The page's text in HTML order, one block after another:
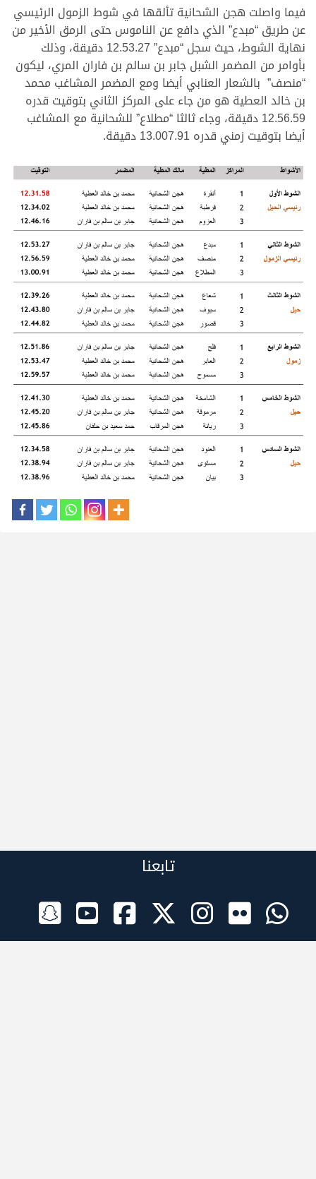
فيما واصلت هجن الشحانية تألقها في شوط الزمول الرئيسي
عن طريق “مبدع” الذي دافع عن الناموس حتى الرمق الأخير من
نهاية الشوط، حيث سجل “مبدع” 12.53.27 دقيقة، وذلك
بأوامر من المضمر الشبل جابر بن سالم بن فاران المري، ليكون
“منصف” بالشعار العنابي أيضا ومع المضمر المشاغب محمد
بن خالد العطية هو من جاء على المركز الثاني بتوقيت قدره
12.56.59 دقيقة، وجاء ثالثا “مطلاع” للشحانية مع المشاغب
أيضا بتوقيت زمني قدره 13.007.91 دقيقة.
تابعنا